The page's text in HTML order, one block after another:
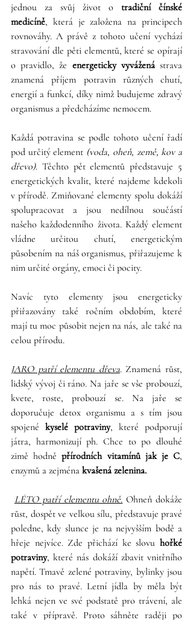
jednou za svůj život o tradiční čínské
medicíně, která je založena na principech
rovnováhy. A právě z tohoto učení vychází
stravování dle pěti elementů, které se opírají
o pravidlo, že energeticky vyvážená strava
znamená příjem potravin různých chutí,
energií a funkcí, díky nimž budujeme zdravý
organismus a předcházíme nemocem.
Každá potravina se podle tohoto učení řadí
pod určitý element (voda, oheň, země, kov a
dřevo). Těchto pět elementů představuje 5
energetických kvalit, které najdeme kdekoli
v přírodě. Zmiňované elementy spolu dokáží
spolupracovat a jsou nedílnou součástí
našeho každodenního života. Každý element
vládne určitou chutí, energetickým
působením na náš organismus, přiřazujeme k
nim určité orgány, emoci či pocity.
Navíc tyto elementy jsou energeticky
přiřazovány také ročním obdobím, které
mají tu moc působit nejen na nás, ale také na
celou přírodu.
JARO patří elementu dřeva. Znamená růst,
lidský vývoj či ráno. Na jaře se vše probouzí,
kvete, roste, probouzí se. Na jaře se
doporučuje detox organismu a s tím jsou
spojené kyselé potraviny, které podporují
játra, harmonizují ph. Chce to po dlouhé
zimě hodně přírodních vitamínů jak je C,
enzymů a zejména kvašená zelenina.
LÉTO patří elementu ohně. Ohneň dokáže
růst, dospět ve velkou sílu, představuje pravé
poledne, kdy slunce je na nejvyšším bodě a
hřeje nejvíce. Zde přichází ke slovu hořké
potraviny, které nás dokáží zbavit vnitřního
napětí. Tmavě zelené potraviny, bylinky jsou
pro nás to pravé. Letní jídla by měla být
lehká nejen ve své podstatě pro trávení, ale